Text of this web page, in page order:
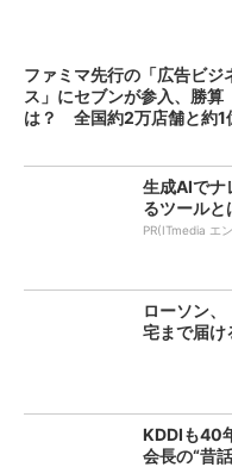
ファミマ先行の「広告ビジ
ス」にセブンが参入、勝算
は？ 全国約2万店舗と約1
生成AIで
るツールと
PR(ITmedia エ
ローソン
宅まで届
KDDIも40
会長の“昔